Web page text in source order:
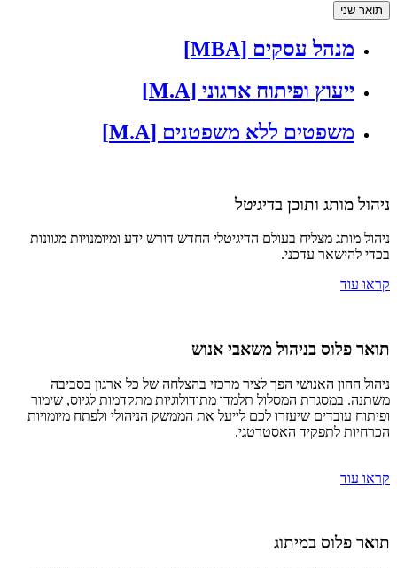
תואר שני
מנהל עסקים [MBA]
ייעוץ ופיתוח ארגוני [M.A]
משפטים ללא משפטנים [M.A]
ניהול מותג ותוכן בדיגיטל
ניהול מותג מצליח בעולם הדיגיטלי החדש דורש ידע ומיומנויות מגוונות
בכדי להישאר עדכני.
קראו עוד
תואר פלוס בניהול משאבי אנוש
ניהול ההון האנושי הפך לציר מרכזי בהצלחה של כל ארגון בסביבה
משתנה. במסגרת המסלול תלמדו מתודולוגיות מתקדמות לגיוס, שימור
ופיתוח עובדים שיעזרו לכם לייעל את הממשק הניהולי ולפתח מיומויות
הכרחיות לתפקיד האסטרטגי.
קראו עוד
תואר פלוס במיתוג